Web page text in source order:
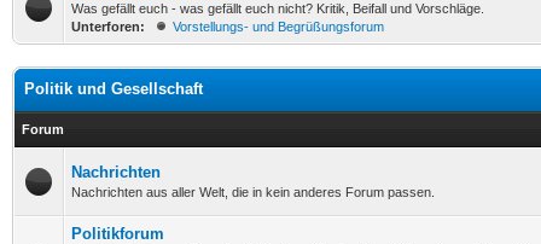
Was gefällt euch - was gefällt euch nicht? Kritik, Beifall und Vorschläge.
Unterforen:
Vorstellungs- und Begrüßungsforum
Politik und Gesellschaft
Forum
Nachrichten
Nachrichten aus aller Welt, die in kein anderes Forum passen.
Politikforum